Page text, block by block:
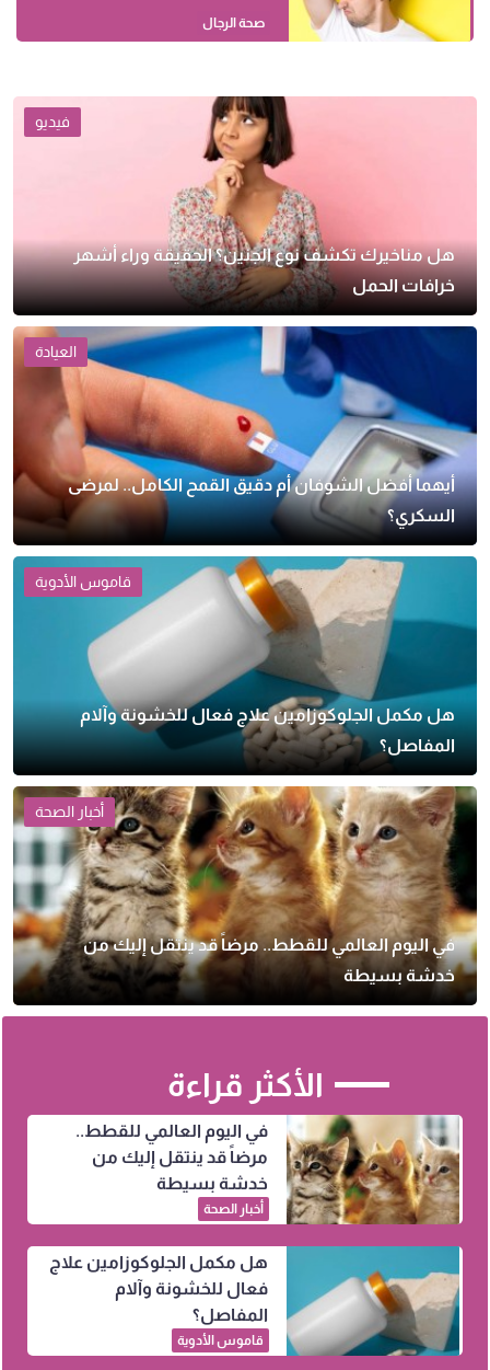
صحة الرجال
فيديو
هل مناخيرك تكشف نوع الجنين؟ الحقيقة وراء أشهر
خرافات الحمل
العيادة
أيهما أفضل الشوفان أم دقيق القمح الكامل.. لمرضى
السكري؟
قاموس الأدوية
هل مكمل الجلوكوزامين علاج فعال للخشونة وآلام
المفاصل؟
أخبار الصحة
في اليوم العالمي للقطط.. مرضاً قد ينتقل إليك من
خدشة بسيطة
الأكثر قراءة
في اليوم العالمي للقطط..
مرضاً قد ينتقل إليك من
خدشة بسيطة
أخبار الصحة
هل مكمل الجلوكوزامين علاج
فعال للخشونة وآلام
المفاصل؟
قاموس الأدوية